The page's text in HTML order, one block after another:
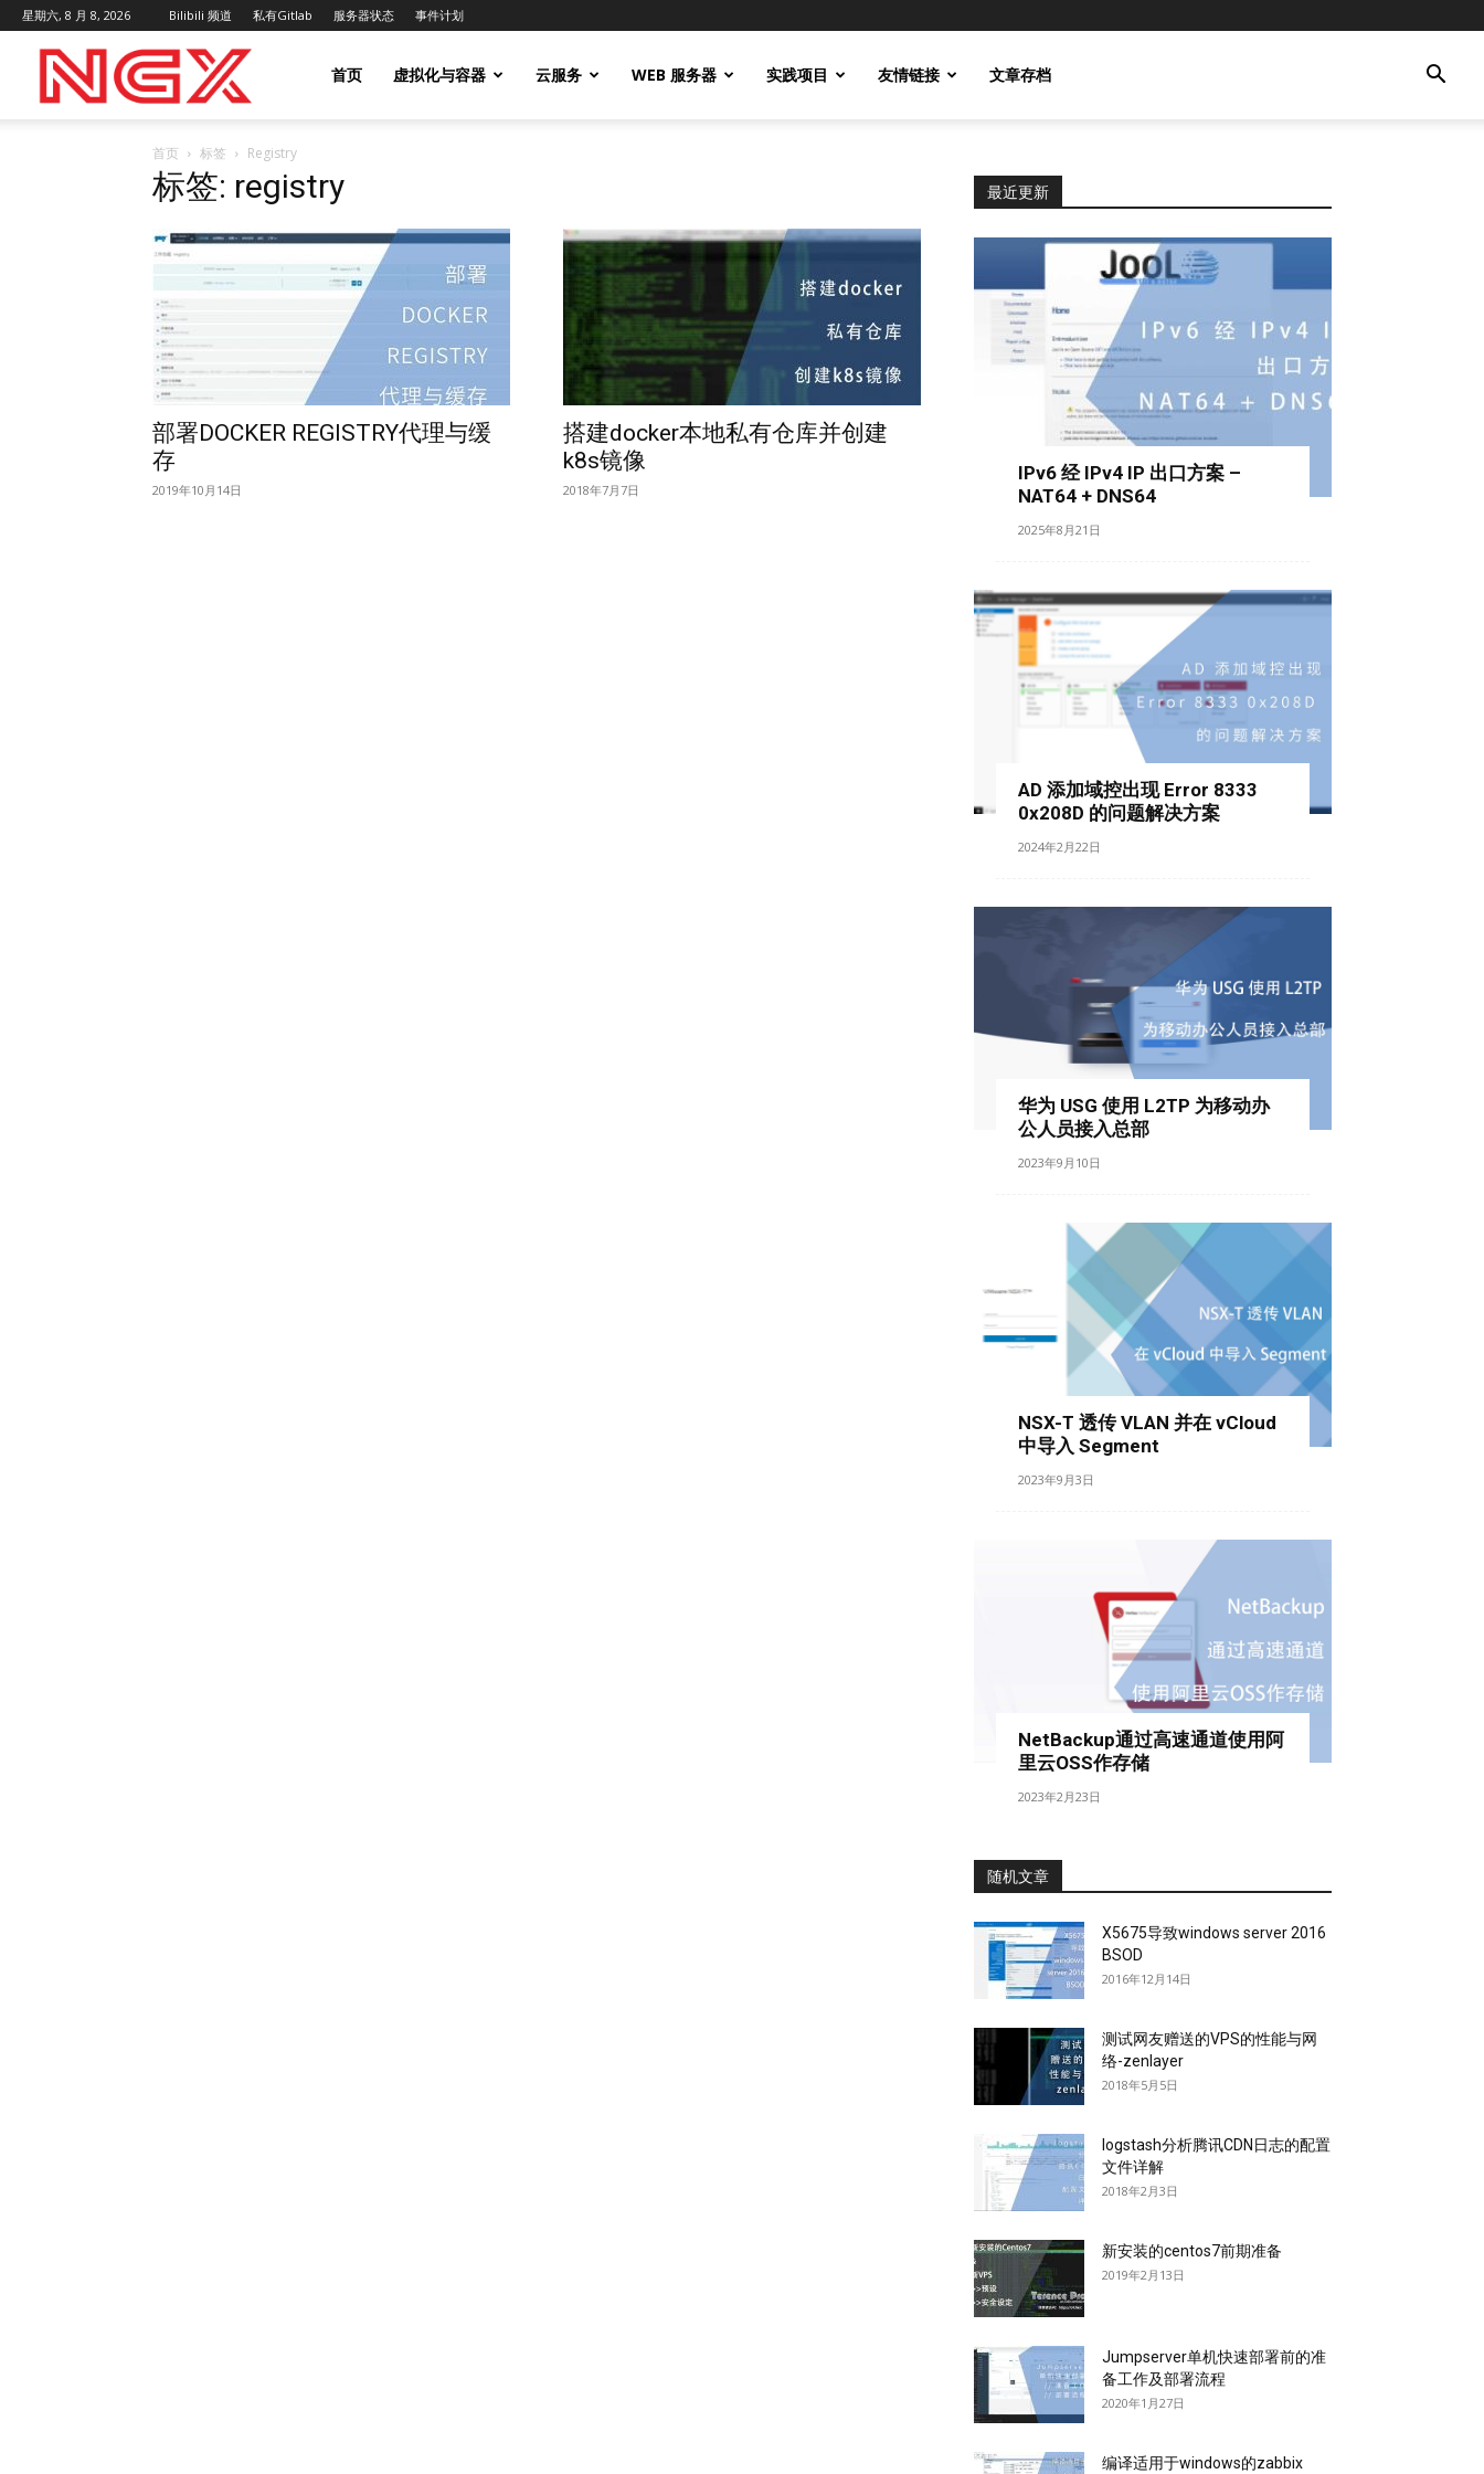
星期六, 8 月 8, 2026 Bilibili 频道 私有Gitlab 服务器状态 事件计划
Project
|
首页 虚拟化与容器 云服务 WEB 服务器 实践项目 友情链接 文章存档
首页 标签 Registry
标签: registry
部署DOCKER REGISTRY代理与缓
存
2019年10月14日
搭建docker本地私有仓库并创建
k8s镜像
2018年7月7日
最近更新
IPv6 经 IPv4 IP 出口方案 –
NAT64 + DNS64
2025年8月21日
AD 添加域控出现 Error 8333
0x208D 的问题解决方案
2024年2月22日
华为 USG 使用 L2TP 为移动办
公人员接入总部
2023年9月10日
NSX-T 透传 VLAN 并在 vCloud
中导入 Segment
2023年9月3日
NetBackup通过高速通道使用阿
里云OSS作存储
2023年2月23日
随机文章
X5675导致windows server 2016
BSOD
2016年12月14日
测试网友赠送的VPS的性能与网
络-zenlayer
2018年5月5日
logstash分析腾讯CDN日志的配置
文件详解
2018年2月3日
新安装的centos7前期准备
2019年2月13日
Jumpserver单机快速部署前的准
备工作及部署流程
2020年1月27日
编译适用于windows的zabbix